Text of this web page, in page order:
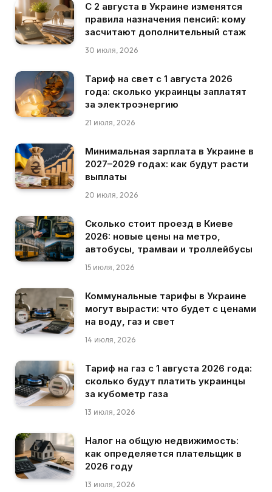
С 2 августа в Украине изменятся
правила назначения пенсий: кому
засчитают дополнительный стаж
30 июля, 2026
Тариф на свет с 1 августа 2026
года: сколько украинцы заплатят
за электроэнергию
21 июля, 2026
Минимальная зарплата в Украине в
2027–2029 годах: как будут расти
выплаты
20 июля, 2026
Сколько стоит проезд в Киеве
2026: новые цены на метро,
автобусы, трамваи и троллейбусы
15 июля, 2026
Коммунальные тарифы в Украине
могут вырасти: что будет с ценами
на воду, газ и свет
14 июля, 2026
Тариф на газ с 1 августа 2026 года:
сколько будут платить украинцы
за кубометр газа
13 июля, 2026
Налог на общую недвижимость:
как определяется плательщик в
2026 году
13 июля, 2026